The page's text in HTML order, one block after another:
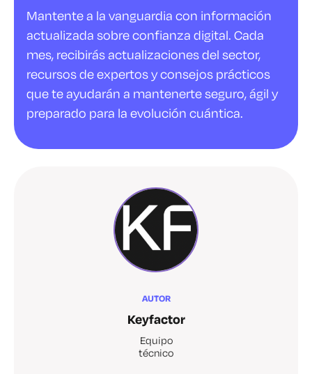
Mantente a la vanguardia con información
actualizada sobre confianza digital. Cada
mes, recibirás actualizaciones del sector,
recursos de expertos y consejos prácticos
que te ayudarán a mantenerte seguro, ágil y
preparado para la evolución cuántica.
AUTOR
Keyfactor
Equipo
técnico